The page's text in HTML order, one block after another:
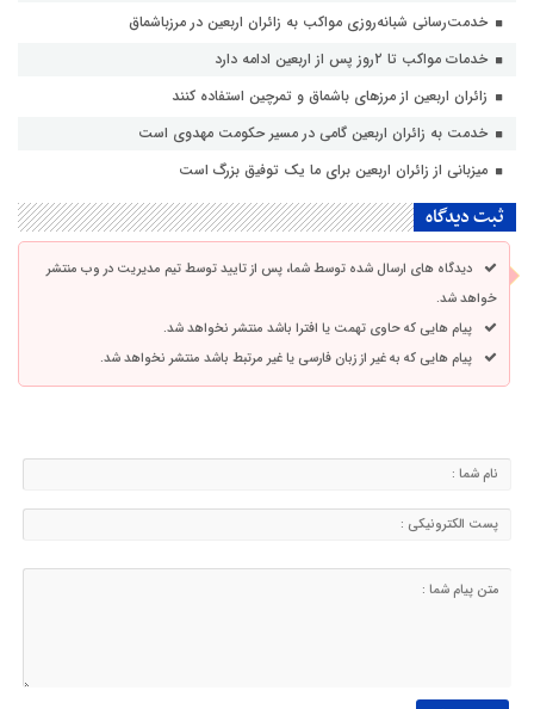
خدمت‌رسانی شبانه‌روزی مواکب به زائران اربعین در مرزباشماق
خدمات مواکب تا ۲روز پس از اربعین ادامه دارد
زائران اربعین از مرزهای باشماق و تمرچین استفاده کنند
خدمت به زائران اربعین گامی در مسیر حکومت مهدوی است
میزبانی از زائران اربعین برای ما یک توفیق بزرگ است
ثبت دیدگاه
دیدگاه های ارسال شده توسط شما، پس از تایید توسط تیم مدیریت در وب منتشر
خواهد شد.
پیام هایی که حاوی تهمت یا افترا باشد منتشر نخواهد شد.
پیام هایی که به غیر از زبان فارسی یا غیر مرتبط باشد منتشر نخواهد شد.